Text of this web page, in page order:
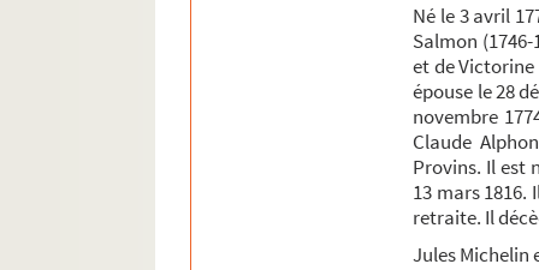
Fonds de la famille Pétillon et de ses alliés
Né le 3 avril
Salmon
et de Victorine
épouse le 28
novembre
Claude
Provins. Il est
13 mars 1816.
retraite. Il
Jules Michelin